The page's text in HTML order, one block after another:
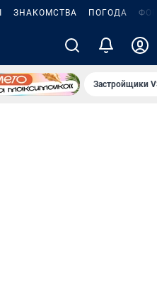
ЗНАКОМСТВА ПОГОДА
Застройщики